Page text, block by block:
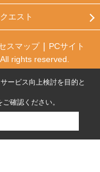
エスト
スマップ
PCサイト
rights reserved.
ービス向上検討を目的と
ご確認ください。